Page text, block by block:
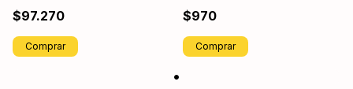
$97.270
Comprar
$970
Comprar